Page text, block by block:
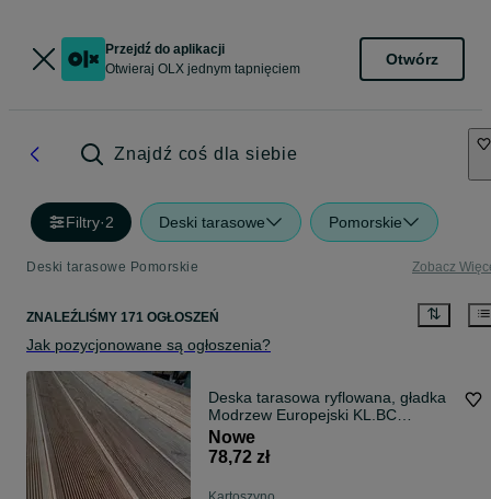
Przejdź do aplikacji
Otwieraj OLX jednym tapnięciem
Otwórz
Znajdź coś dla siebie
Filtry·2 Deski tarasowe Pomorskie
Deski tarasowe Pomorskie Zobacz
ZNALEŹLIŚMY 171 OGŁOSZEŃ
Jak pozycjonowane są ogłoszenia?
Deska tarasowa ryflowana, gładka
Modrzew Europejski KL.BC
BRUTTO!
Nowe
78,72 zł